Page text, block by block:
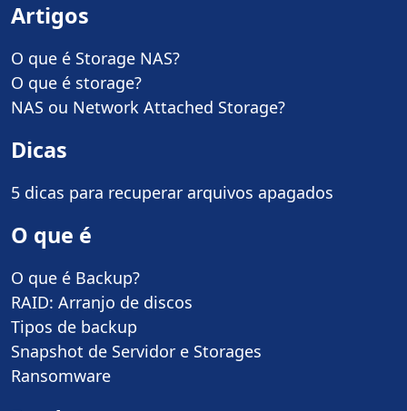
Artigos
O que é Storage NAS?
O que é storage?
NAS ou Network Attached Storage?
Dicas
5 dicas para recuperar arquivos apagados
O que é
O que é Backup?
RAID: Arranjo de discos
Tipos de backup
Snapshot de Servidor e Storages
Ransomware